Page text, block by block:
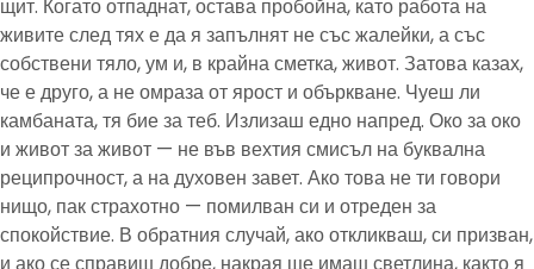
щит. Когато отпаднат, остава пробойна, като работа на
живите след тях е да я запълнят не със жалейки, а със
собствени тяло, ум и, в крайна сметка, живот. Затова казах,
че е друго, а не омраза от ярост и объркване. Чуеш ли
камбаната, тя бие за теб. Излизаш едно напред. Око за око
и живот за живот — не във вехтия смисъл на буквална
реципрочност, а на духовен завет. Ако това не ти говори
нищо, пак страхотно — помилван си и отреден за
спокойствие. В обратния случай, ако откликваш, си призван,